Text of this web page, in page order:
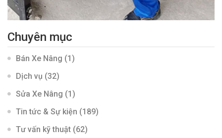
Chuyên mục
Bán Xe Nâng (1)
Dịch vụ (32)
Sửa Xe Nâng (1)
Tin tức & Sự kiện (189)
Tư vấn kỹ thuật (62)